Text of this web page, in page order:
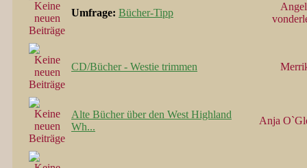
Umfrage: Bücher-Tipp
CD/Bücher - Westie trimmen
Alte Bücher über den West Highland
Wh...
Anja